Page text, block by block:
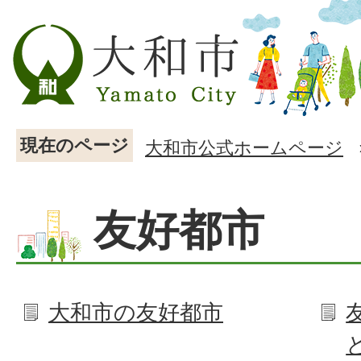
現在のページ 大和市公式ホームページ
友好都市
大和市の友好都市